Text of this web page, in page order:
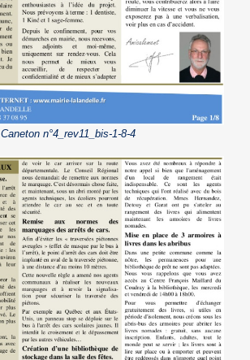
Caneton n°4_rev11_bis-1-8-4